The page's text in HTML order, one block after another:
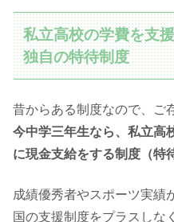
私立高校の学費を支
独自の特待制度
昔からある制度なので、ご
今中学三年生なら、私立高
に現金支給をする制度（特
成績優秀者やスポーツ実績
国の支援制度をプラスしな